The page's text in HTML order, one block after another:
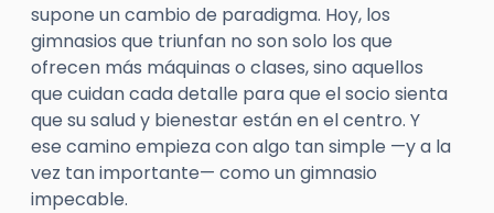
supone un cambio de paradigma. Hoy, los
gimnasios que triunfan no son solo los que
ofrecen más máquinas o clases, sino aquellos
que cuidan cada detalle para que el socio sienta
que su salud y bienestar están en el centro. Y
ese camino empieza con algo tan simple —y a la
vez tan importante— como un gimnasio
impecable.